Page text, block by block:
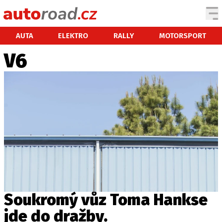
AUTA ELEKTRO RALLY MOTORSPORT
AUTA
NOVINKY
HISTORIE
ZAJÍMAVOSTI
TECHNIKA
ČESKÝ TRH
TUNING
PROFI
V6
Soukromý vůz Toma Hankse
jde do dražby.